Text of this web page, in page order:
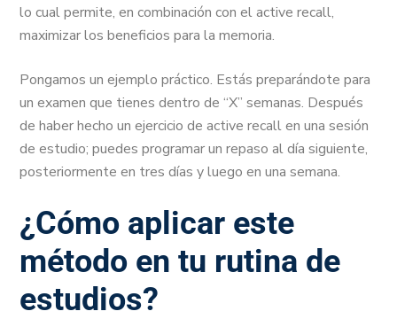
lo cual permite, en combinación con el active recall,
maximizar los beneficios para la memoria.
Pongamos un ejemplo práctico. Estás preparándote para
un examen que tienes dentro de “X” semanas. Después
de haber hecho un ejercicio de active recall en una sesión
de estudio; puedes programar un repaso al día siguiente,
posteriormente en tres días y luego en una semana.
¿Cómo aplicar este
método en tu rutina de
estudios?